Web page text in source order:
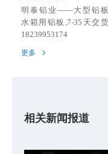
明泰铝业——大型铝板
水箱用铝板,7-35天交
18239953174
更多
相关新闻报道